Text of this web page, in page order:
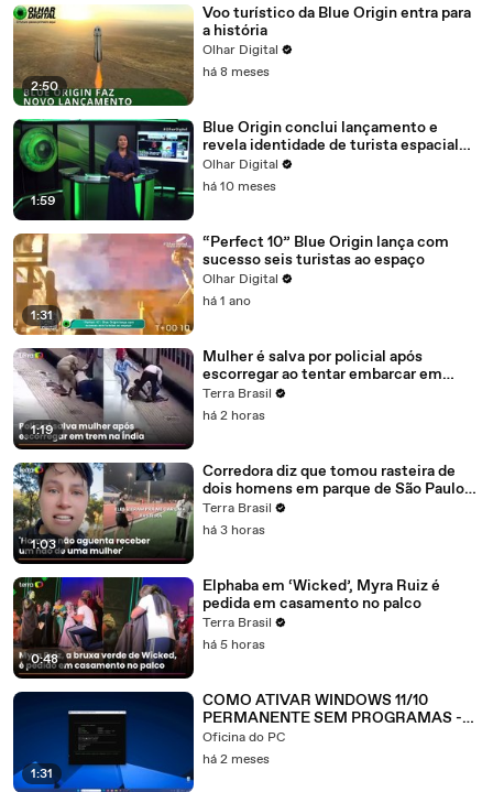
2:50
Voo turístico da Blue Origin entra para
a história
Olhar Digital
há 8 meses
1:59
Blue Origin conclui lançamento e
revela identidade de turista espacial
secreto
Olhar Digital
há 10 meses
1:31
“Perfect 10” Blue Origin lança com
sucesso seis turistas ao espaço
Olhar Digital
há 1 ano
1:19
Mulher é salva por policial após
escorregar ao tentar embarcar em
trem na Índia
Terra Brasil
há 2 horas
1:03
Corredora diz que tomou rasteira de
dois homens em parque de São Paulo
após falar 'não'
Terra Brasil
há 3 horas
0:48
Elphaba em ‘Wicked’, Myra Ruiz é
pedida em casamento no palco
Terra Brasil
há 5 horas
1:31
COMO ATIVAR WINDOWS 11/10
PERMANENTE SEM PROGRAMAS -
ATUALIZADO 2026
Oficina do PC
há 2 meses